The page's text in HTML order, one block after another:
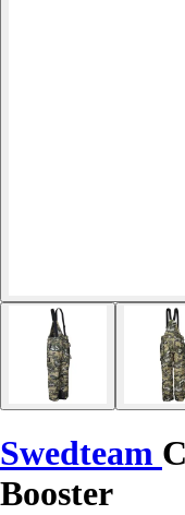
Swedteam
Booster